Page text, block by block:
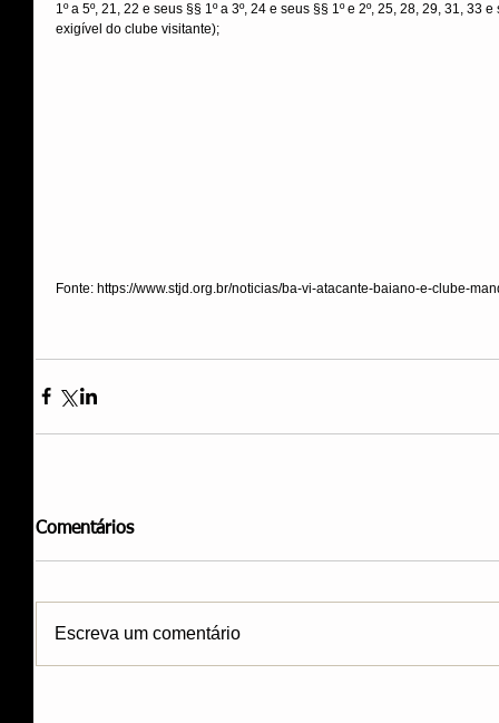
1º a 5º, 21, 22 e seus §§ 1º a 3º, 24 e seus §§ 1º e 2º, 25, 28, 29, 31,
exigível do clube visitante);
Fonte: https://www.stjd.org.br/noticias/ba-vi-atacante-baiano-e-clube-
Comentários
Escreva um comentário